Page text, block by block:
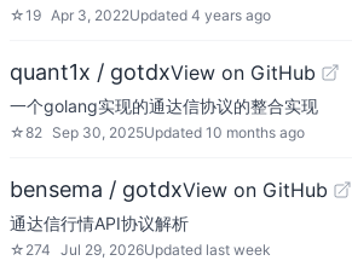
☆19 Apr 3, 2022Updated 4 years ago
quant1x / gotdxView on GitHub
一个golang实现的通达信协议的整合实现
☆82 Sep 30, 2025Updated 10 months ago
bensema / gotdxView on GitHub
通达信行情API协议解析
☆ 274 Jul 29, 2026Updated last week